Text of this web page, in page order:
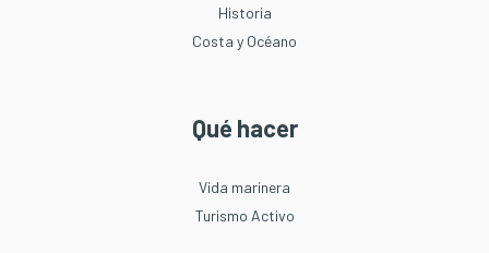
Historia
Costa y Océano
Qué hacer
Vida marinera
Turismo Activo